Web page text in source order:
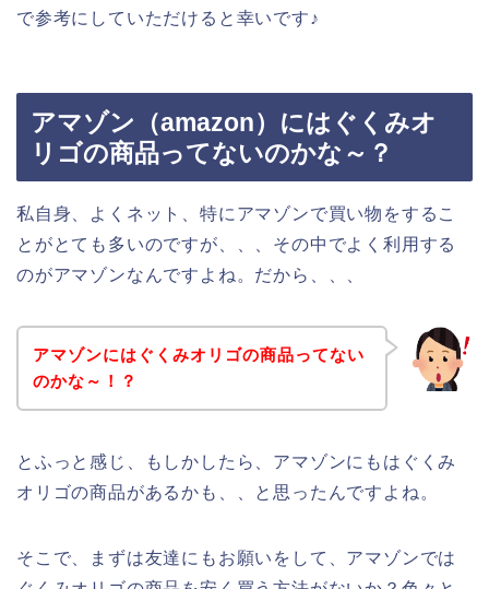
で参考にしていただけると幸いです♪
アマゾン（amazon）にはぐくみオ
リゴの商品ってないのかな～？
私自身、よくネット、特にアマゾンで買い物をするこ
とがとても多いのですが、、、その中でよく利用する
のがアマゾンなんですよね。だから、、、
アマゾンにはぐくみオリゴの商品ってない
のかな～！？
とふっと感じ、もしかしたら、アマゾンにもはぐくみ
オリゴの商品があるかも、、と思ったんですよね。
そこで、まずは友達にもお願いをして、アマゾンでは